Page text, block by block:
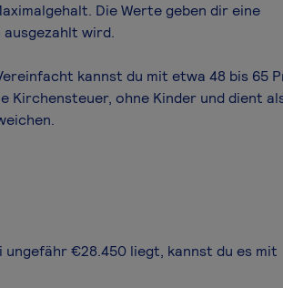
Die Werte geben dir eine
wird.
kannst du mit etwa 48 bis 65
Kirchensteuer, ohne Kinder und dient
€28.450 liegt, kannst du es mit